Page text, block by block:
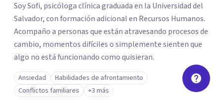
Soy Sofi, psicóloga clínica graduada en la Universidad del
Salvador, con formación adicional en Recursos Humanos.
Acompaño a personas que están atravesando procesos de
cambio, momentos difíciles o simplemente sienten que
algo no está funcionando como quisieran.
Ansiedad
Habilidades de afrontamiento
Conflictos familiares
+3 más